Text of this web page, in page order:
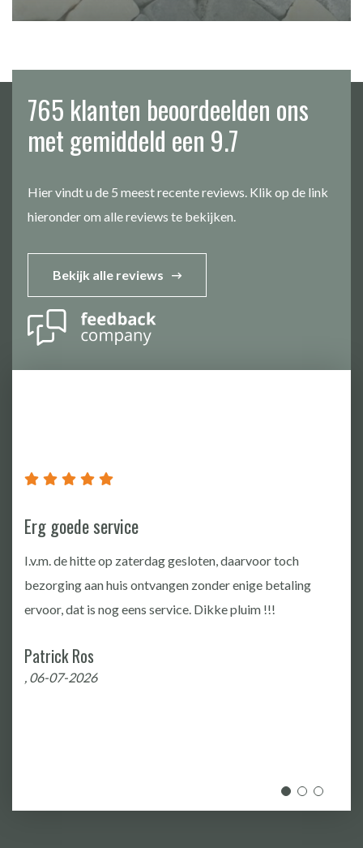
765 klanten beoordeelden ons
met gemiddeld een 9.7
Hier vindt u de 5 meest recente reviews. Klik op de link
hieronder om alle reviews te bekijken.
Bekijk alle reviews
Erg goede service
I.v.m. de hitte op zaterdag gesloten, daarvoor toch
bezorging aan huis ontvangen zonder enige betaling
ervoor, dat is nog eens service. Dikke pluim !!!
Patrick Ros
, 06-07-2026